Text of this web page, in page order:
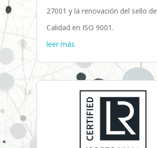
27001 y la renovación del sello de
Calidad en ISO 9001.
leer más